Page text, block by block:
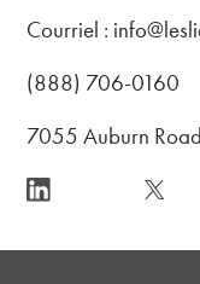
Courriel :
(888) 706-0160
7055 Auburn